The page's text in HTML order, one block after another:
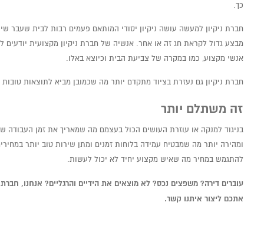
כך.
חברת ניקיון למעשה עושה ניקיון יסודי המותאם פעמים רבות לבית
מבצע גדול לקראת חג זה או אחר. אנשיה של חברת ניקיון מקצועית יודעים
אנשי מקצוע, כמו במקרה של צביעת הבית וכיוצא באלו.
חברת ניקיון גם נעזרת בציוד מתקדם יותר מה שכמובן מביא לתוצאות
זה משתלם יותר
בניגוד למנקה או עוזרת העושים הכול בעצמם מה שמאריך את זמן העבודה
ומהירה יותר מה שמבטיח עמידה בלוחות זמנים ומתן שירות טוב יותר
להתגמש במחיר מה שאיש מקצוע יחיד לא יכול לעשות.
עוברים דירה? משפצים נכס? לא מוצאים את הידיים והרגליים? אנחנו, חברת
אתכם ליצור איתנו קשר.